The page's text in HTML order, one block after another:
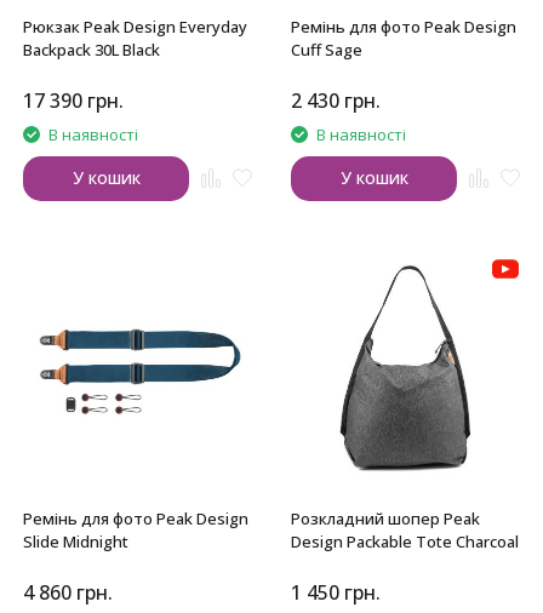
Рюкзак Peak Design Everyday
Backpack 30L Black
17 390 грн.
В наявності
У кошик
Ремінь для фото Peak Design
Cuff Sage
2 430 грн.
В наявності
У кошик
Ремінь для фото Peak Design
Slide Midnight
4 860 грн.
Розкладний шопер Peak
Design Packable Tote Charcoal
1 450 грн.